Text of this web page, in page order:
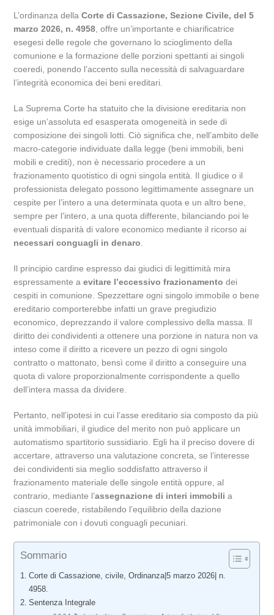
L’ordinanza dellaCorte di Cassazione, Sezione Civile, del 5
marzo 2026, n. 4958 , offre un’importante e chiarificatrice
esegesi delle regole che governano lo scioglimento della
comunione e la formazione delle porzioni spettanti ai singoli
coeredi, ponendo l’accento sulla necessità di salvaguardare
l’integrità economica dei beni ereditari.
La Suprema Corte ha statuito che la divisione ereditaria non
esige un’assoluta ed esasperata omogeneità in sede di
composizione dei singoli lotti. Ciò significa che, nell’ambito delle
macro-categorie individuate dalla legge (beni immobili, beni
mobili e crediti), non è necessario procedere a un
frazionamento quotistico di ogni singola entità. Il giudice o il
professionista delegato possono legittimamente assegnare un
cespite per l’intero a una determinata quota e un altro bene,
sempre per l’intero, a una quota differente, bilanciando poi le
eventuali disparità di valore economico mediante il ricorso ai
necessari conguagli in denaro
Il principio cardine espresso dai giudici di legittimità mira
espressamente aevitare l’eccessivo frazionamento dei
cespiti in comunione. Spezzettare ogni singolo immobile o bene
ereditario comporterebbe infatti un grave pregiudizio
economico, deprezzando il valore complessivo della massa. Il
diritto dei condividenti a ottenere una porzione in natura non va
inteso come il diritto a ricevere un pezzo di ogni singolo
contratto o mattonato, bensì come il diritto a conseguire una
quota di valore proporzionalmente corrispondente a quello
dell’intera massa da dividere.
Pertanto, nell’ipotesi in cui l’asse ereditario sia composto da più
unità immobiliari, il giudice del merito non può applicare un
automatismo spartitorio sussidiario. Egli ha il preciso dovere di
accertare, attraverso una valutazione concreta, se l’interesse
dei condividenti sia meglio soddisfatto attraverso il
frazionamento materiale delle singole entità oppure, al
contrario, mediante l’assegnazione di interi immobili a
ciascun coerede, ristabilendo l’equilibrio della dazione
patrimoniale con i dovuti conguagli pecuniari.
Sommario
Corte di Cassazione, civile, Ordinanza|5 marzo 2026| n.
4958.
Sentenza Integrale